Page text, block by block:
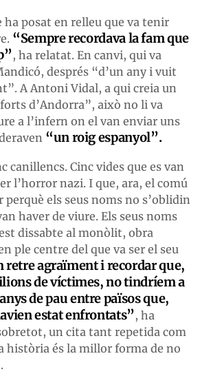
posat en relleu que va tenir
“Sempre recordava la fam que
, ha relatat. En canvi, qui va
després “d’un any i vuit
A Antoni Vidal, a qui creia un
d’Andorra”, això no li va
a l’infern on el van enviar uns
“un roig espanyol”.
canillencs. Cinc vides que es van
l’horror nazi. I que, ara, el comú
els seus noms no s’oblidin
haver de viure. Els seus noms
dissabte al monòlit, obra
ple centre del que va ser el seu
retre agraïment i recordar que,
de víctimes, no tindríem a
de pau entre països que,
estat enfrontats”, ha
un cita tant repetida com
història és la millor forma de no